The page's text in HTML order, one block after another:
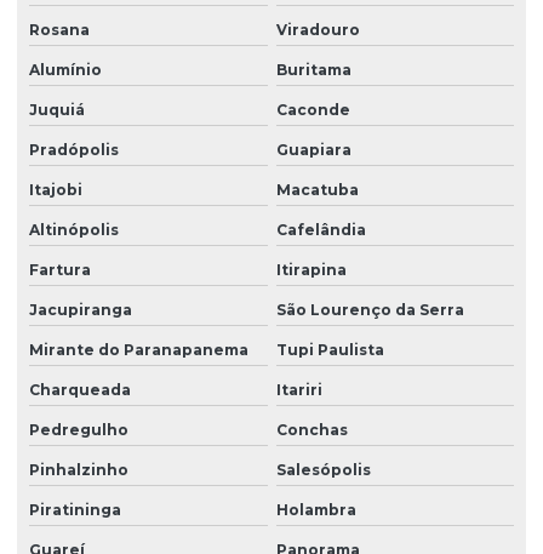
Terceirização de zeladoria
Terceirizada de limpeza
Torre de monitoramento
Trabalho em altura limpeza de fachada
Trabalho em altura limpeza de vidros
Zelador terceirizado
Zeladoria condominial
Zeladoria de condomínios
Zeladoria e limpeza
Rosana Viradouro
Alumínio Buritama
Juquiá Caconde
Pradópolis Guapiara
Itajobi Macatuba
Altinópolis Cafelândia
Fartura Itirapina
Jacupiranga São Lourenço da Serra
Mirante do Paranapanema Tupi Paulista
Charqueada Itariri
Pedregulho Conchas
Pinhalzinho Salesópolis
Piratininga Holambra
Guareí Panorama